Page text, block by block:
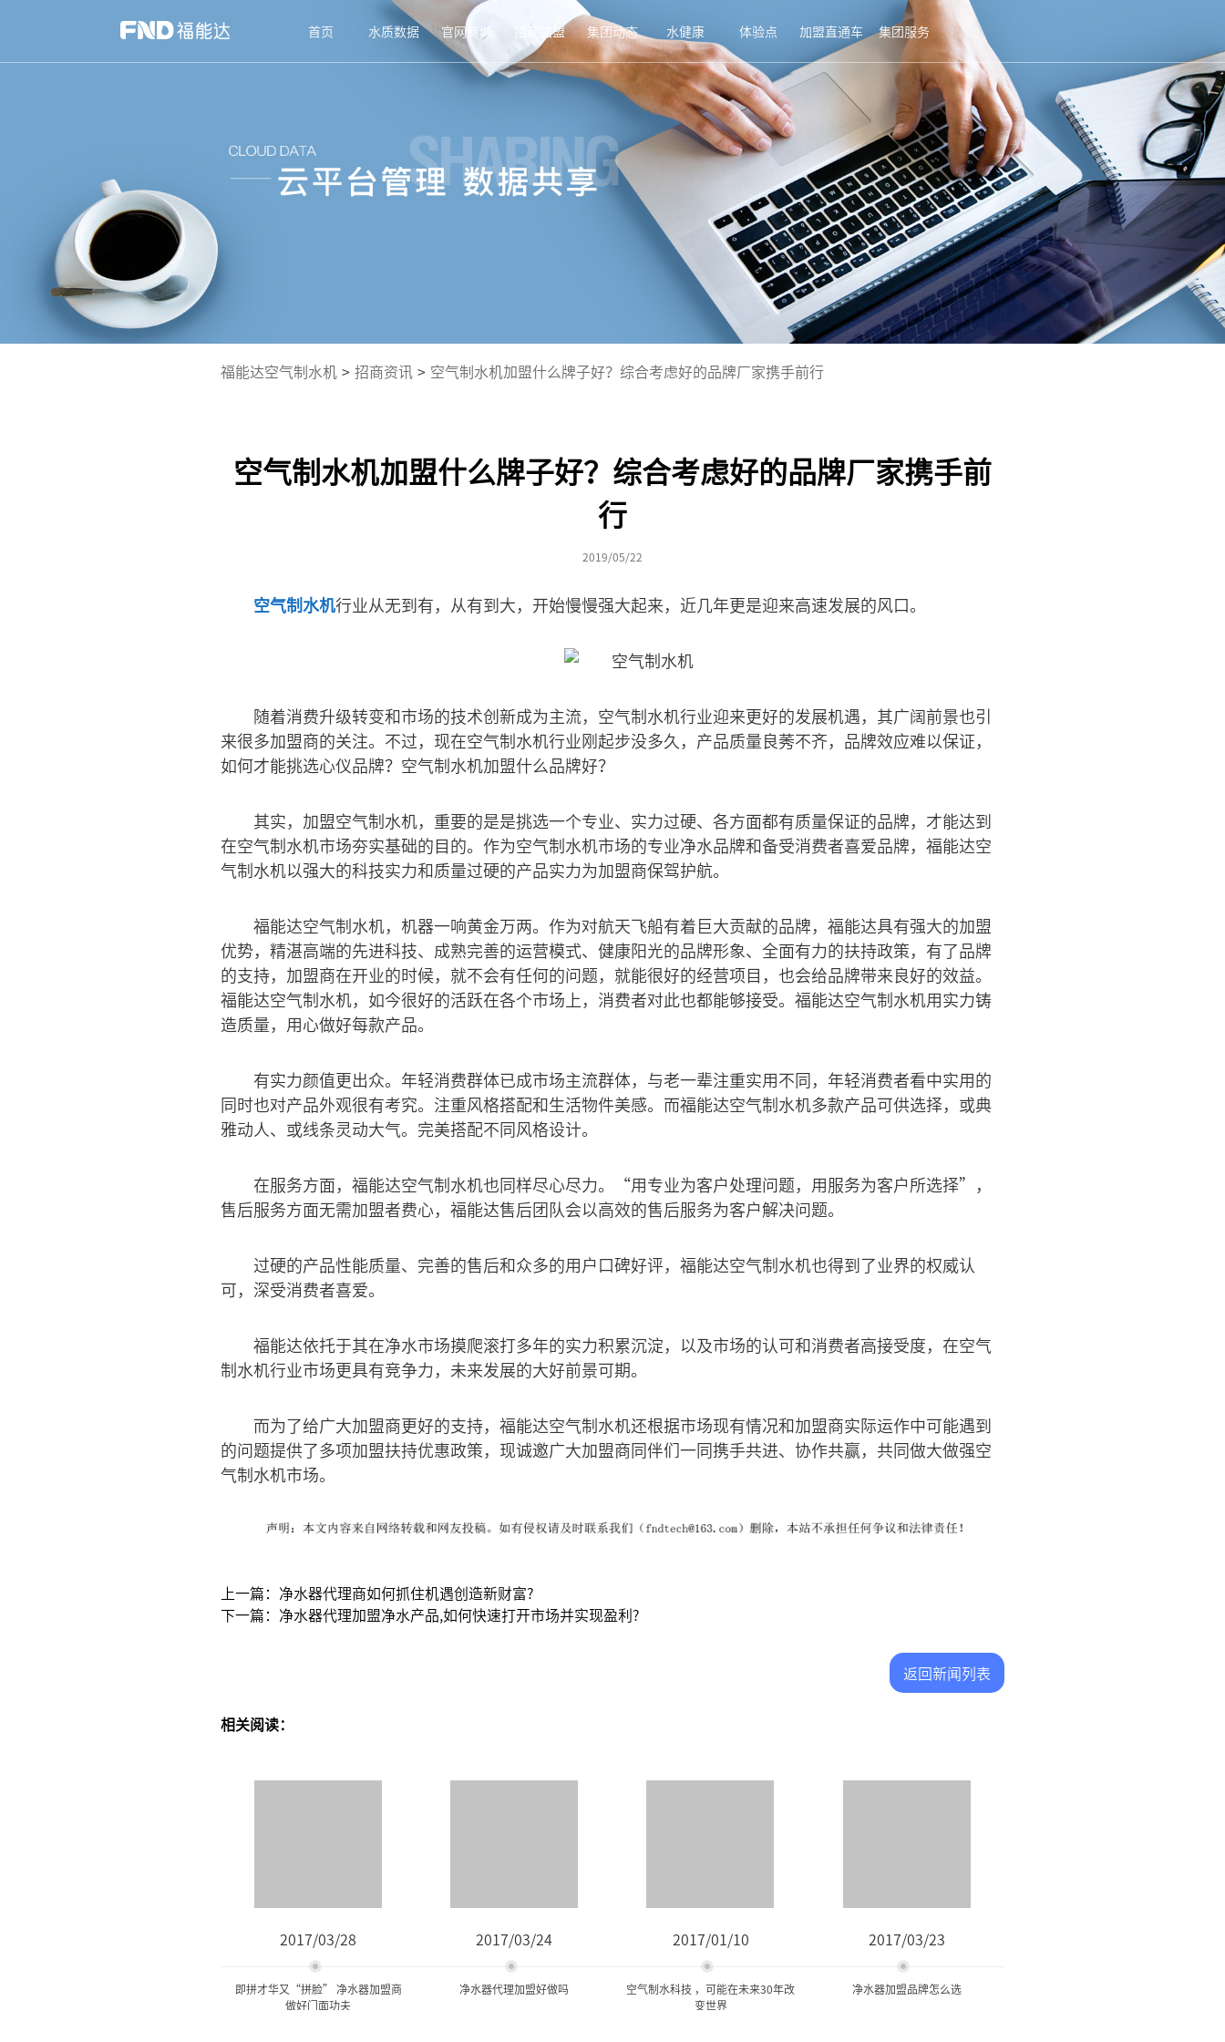
首页 水质数据 官网商城 招商加盟 集团动态 水健康 体验点 加盟直通车 集团服务
福能达空气制水机 > 招商资讯 > 空气制水机加盟什么牌子好？综合考虑好的品牌厂家携手前行
空气制水机加盟什么牌子好？综合考虑好的品牌厂家携手前
行
2019/05/22
空气制水机行业从无到有，从有到大，开始慢慢强大起来，近几年更是迎来高速发展的风口。
随着消费升级转变和市场的技术创新成为主流，空气制水机行业迎来更好的发展机遇，其广阔前景也引
来很多加盟商的关注。不过，现在空气制水机行业刚起步没多久，产品质量良莠不齐，品牌效应难以保证，
如何才能挑选心仪品牌？空气制水机加盟什么品牌好？
其实，加盟空气制水机，重要的是是挑选一个专业、实力过硬、各方面都有质量保证的品牌，才能达到
在空气制水机市场夯实基础的目的。作为空气制水机市场的专业净水品牌和备受消费者喜爱品牌，福能达空
气制水机以强大的科技实力和质量过硬的产品实力为加盟商保驾护航。
福能达空气制水机，机器一响黄金万两。作为对航天飞船有着巨大贡献的品牌，福能达具有强大的加盟
优势，精湛高端的先进科技、成熟完善的运营模式、健康阳光的品牌形象、全面有力的扶持政策，有了品牌
的支持，加盟商在开业的时候，就不会有任何的问题，就能很好的经营项目，也会给品牌带来良好的效益。
福能达空气制水机，如今很好的活跃在各个市场上，消费者对此也都能够接受。福能达空气制水机用实力铸
造质量，用心做好每款产品。
有实力颜值更出众。年轻消费群体已成市场主流群体，与老一辈注重实用不同，年轻消费者看中实用的
同时也对产品外观很有考究。注重风格搭配和生活物件美感。而福能达空气制水机多款产品可供选择，或典
雅动人、或线条灵动大气。完美搭配不同风格设计。
在服务方面，福能达空气制水机也同样尽心尽力。“用专业为客户处理问题，用服务为客户所选择”，
售后服务方面无需加盟者费心，福能达售后团队会以高效的售后服务为客户解决问题。
过硬的产品性能质量、完善的售后和众多的用户口碑好评，福能达空气制水机也得到了业界的权威认
可，深受消费者喜爱。
福能达依托于其在净水市场摸爬滚打多年的实力积累沉淀，以及市场的认可和消费者高接受度，在空气
制水机行业市场更具有竞争力，未来发展的大好前景可期。
而为了给广大加盟商更好的支持，福能达空气制水机还根据市场现有情况和加盟商实际运作中可能遇到
的问题提供了多项加盟扶持优惠政策，现诚邀广大加盟商同伴们一同携手共进、协作共赢，共同做大做强空
气制水机市场。
上一篇：净水器代理商如何抓住机遇创造新财富?
下一篇：净水器代理加盟净水产品,如何快速打开市场并实现盈利?
返回新闻列表
相关阅读：
2017/03/28
即拼才华又“拼脸” 净水器加盟商
做好门面功夫
2017/03/24
净水器代理加盟好做吗
2017/01/10
空气制水科技 ，可能在未来30年改
变世界
2017/03/23
净水器加盟品牌怎么选